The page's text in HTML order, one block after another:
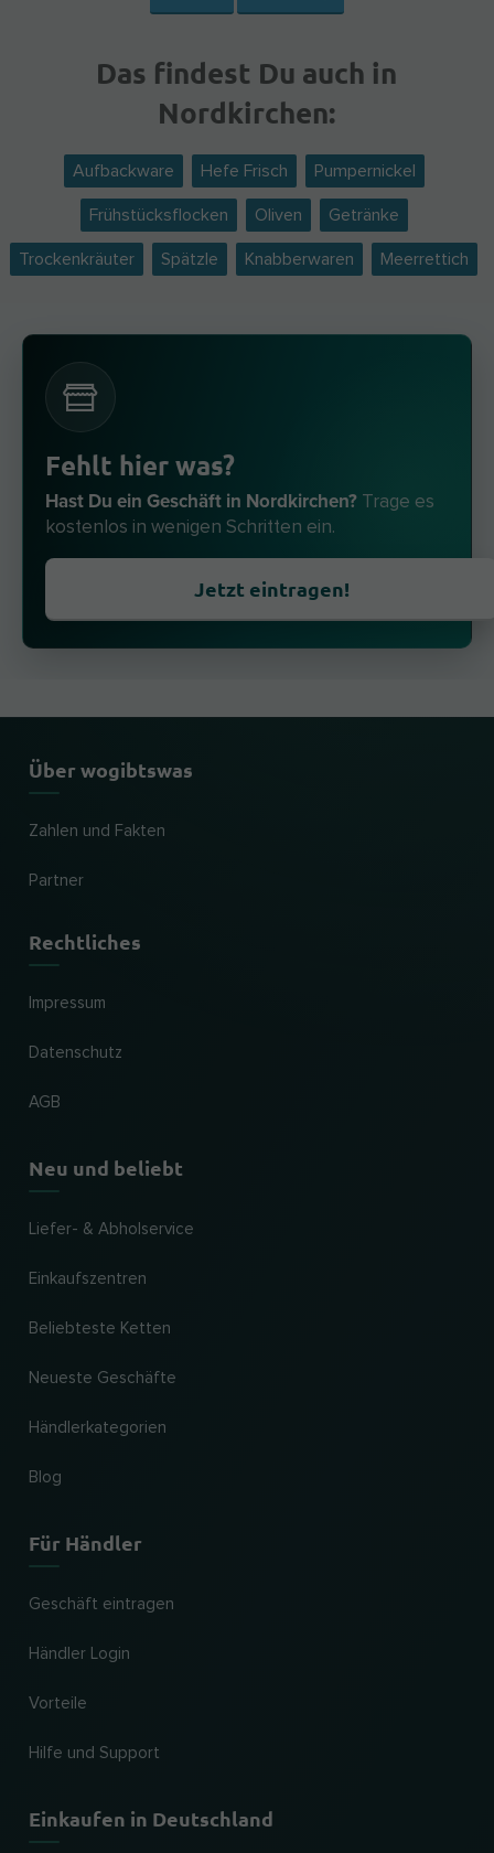
Das findest Du auch in
Nordkirchen:
Aufbackware Hefe Frisch Pumpernickel
Frühstücksflocken Oliven Getränke
Trockenkräuter Spätzle Knabberwaren Meerrettich
Fehlt hier was?
Hast Du ein Geschäft in Nordkirchen? Trage es
kostenlos in wenigen Schritten ein.
Jetzt eintragen!
Über wogibtswas
Zahlen und Fakten
Partner
Rechtliches
Impressum
Datenschutz
AGB
Neu und beliebt
Liefer- & Abholservice
Einkaufszentren
Beliebteste Ketten
Neueste Geschäfte
Händlerkategorien
Blog
Für Händler
Geschäft eintragen
Händler Login
Vorteile
Hilfe und Support
Einkaufen in Deutschland